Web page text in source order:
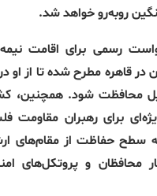
روبه‌رو خواهد شد.
رسمی برای اقامت
قاهره مطرح شده تا از او
محافظت شود. همچنین،
برای رهبران مقاومت
سطح حفاظت از مقام‌های
محافظان و پروتکل‌های